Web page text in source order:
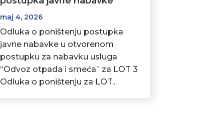
maj 4, 2026
Odluka o poništenju postupka
javne nabavke u otvorenom
postupku za nabavku usluga
“Odvoz otpada i smeća” za LOT 3
Odluka o poništenju za LOT...